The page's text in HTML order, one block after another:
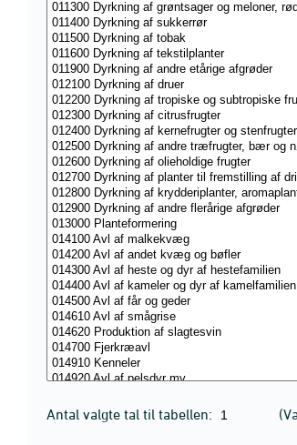
Antal valgte tal til tabellen: